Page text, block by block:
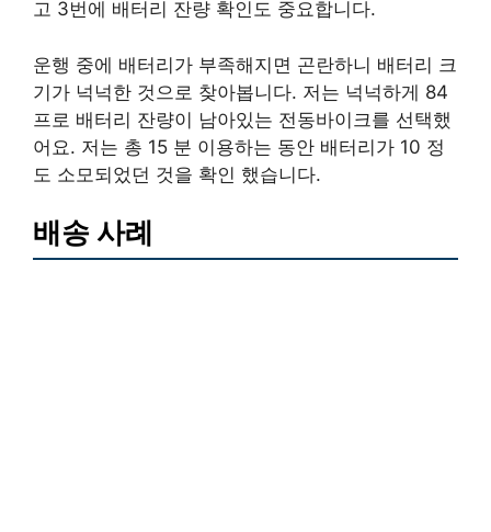
고 3번에 배터리 잔량 확인도 중요합니다.
운행 중에 배터리가 부족해지면 곤란하니 배터리 크
기가 넉넉한 것으로 찾아봅니다. 저는 넉넉하게 84
프로 배터리 잔량이 남아있는 전동바이크를 선택했
어요. 저는 총 15 분 이용하는 동안 배터리가 10 정
도 소모되었던 것을 확인 했습니다.
배송 사례